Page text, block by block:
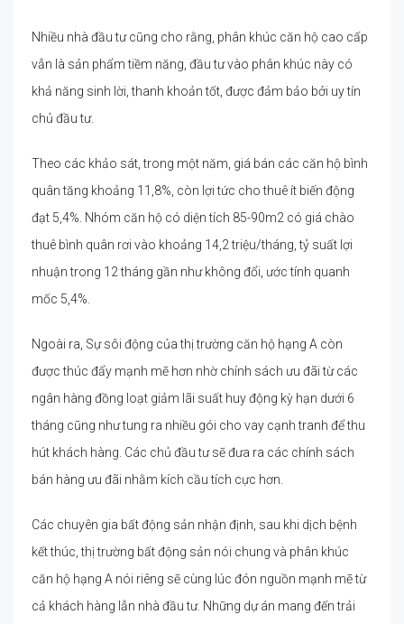
Nhiều nhà đầu tư cũng cho rằng, phân khúc căn hộ cao cấp
vẫn là sản phẩm tiềm năng, đầu tư vào phân khúc này có
khả năng sinh lời, thanh khoản tốt, được đảm bảo bởi uy tín
chủ đầu tư.
Theo các khảo sát, trong một năm, giá bán các căn hộ bình
quân tăng khoảng 11,8%, còn lợi tức cho thuê ít biến động
đạt 5,4%. Nhóm căn hộ có diện tích 85-90m2 có giá chào
thuê bình quân rơi vào khoảng 14,2 triệu/tháng, tỷ suất lợi
nhuận trong 12 tháng gần như không đổi, ước tính quanh
mốc 5,4%.
Ngoài ra, Sự sôi động của thị trường căn hộ hạng A còn
được thúc đẩy mạnh mẽ hơn nhờ chính sách ưu đãi từ các
ngân hàng đồng loạt giảm lãi suất huy động kỳ hạn dưới 6
tháng cũng như tung ra nhiều gói cho vay cạnh tranh để thu
hút khách hàng. Các chủ đầu tư sẽ đưa ra các chính sách
bán hàng ưu đãi nhằm kích cầu tích cực hơn.
Các chuyên gia bất động sản nhận định, sau khi dịch bệnh
kết thúc, thị trường bất động sản nói chung và phân khúc
căn hộ hạng A nói riêng sẽ cùng lúc đón nguồn mạnh mẽ từ
cả khách hàng lẫn nhà đầu tư. Những dự án mang đến trải